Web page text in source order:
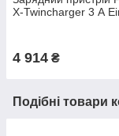
X-Twincharger 3 А
4 914 ₴
Подібні товари